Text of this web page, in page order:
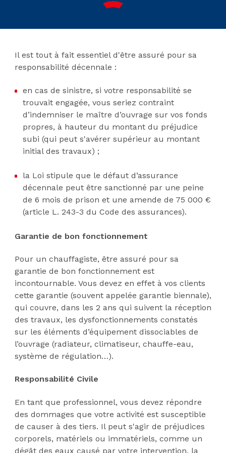
Il est tout à fait essentiel d'être assuré pour sa
responsabilité décennale :
en cas de sinistre, si votre responsabilité se
trouvait engagée, vous seriez contraint
d’indemniser le maître d’ouvrage sur vos fonds
propres, à hauteur du montant du préjudice
subi (qui peut s'avérer supérieur au montant
initial des travaux) ;
la Loi stipule que le défaut d’assurance
décennale peut être sanctionné par une peine
de 6 mois de prison et une amende de 75 000 €
(article L. 243-3 du Code des assurances).
Garantie de bon fonctionnement
Pour un chauffagiste, être assuré pour sa
garantie de bon fonctionnement est
incontournable. Vous devez en effet à vos clients
cette garantie (souvent appelée garantie biennale),
qui couvre, dans les 2 ans qui suivent la réception
des travaux, les dysfonctionnements constatés
sur les éléments d’équipement dissociables de
l’ouvrage (radiateur, climatiseur, chauffe-eau,
système de régulation…).
Responsabilité Civile
En tant que professionnel, vous devez répondre
des dommages que votre activité est susceptible
de causer à des tiers. Il peut s'agir de préjudices
corporels, matériels ou immatériels, comme un
dégât des eaux causé par votre intervention, la